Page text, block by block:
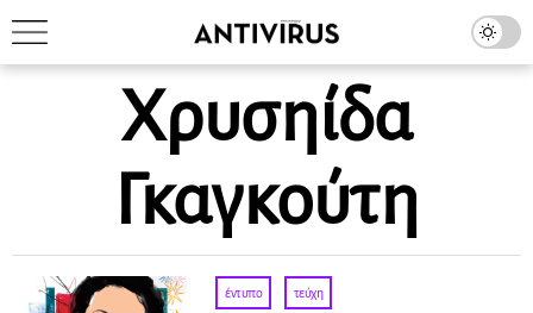
Χρυσηίδα
Γκαγκούτη
έντυπο · τεύχη